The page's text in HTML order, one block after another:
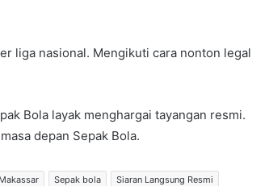
liga nasional. Mengikuti cara nonton legal
Bola layak menghargai tayangan resmi.
depan Sepak Bola.
Sepak bola
Siaran Langsung Resmi